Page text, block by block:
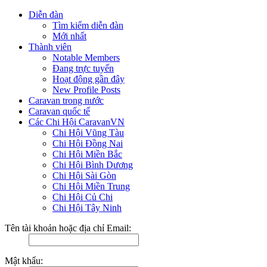
Diễn đàn
Tìm kiếm diễn đàn
Mới nhất
Thành viên
Notable Members
Đang trực tuyến
Hoạt động gần đây
New Profile Posts
Caravan trong nước
Caravan quốc tế
Các Chi Hội CaravanVN
Chi Hội Vũng Tàu
Chi Hội Đồng Nai
Chi Hội Miền Bắc
Chi Hội Bình Dương
Chi Hội Sài Gòn
Chi Hội Miền Trung
Chi Hội Củ Chi
Chi Hội Tây Ninh
Tên tài khoản hoặc địa chỉ Email:
Mật khẩu: